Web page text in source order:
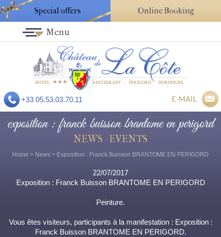
Special offers Online Booking
+33 05.53.03.70.11 E-MAIL
Menu
exposition : franck buisson brantome en perigord
NEWS - EVENTS
Home > News > Exposition : Franck Buisson BRANTOME EN PERIGORD
22/07/2017
Exposition : Franck Buisson BRANTOME EN PERIGORD
Peinture.
Vous êtes visiteurs, participants à la manifestation : Exposition :
Franck Buisson BRANTOME EN PERIGORD.